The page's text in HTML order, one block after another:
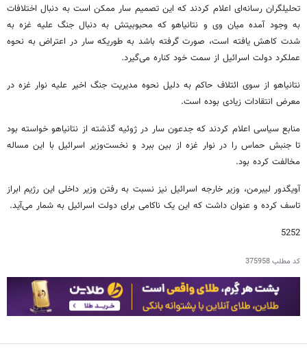
تحلیلگران رسانه‌ای اعلام کردند که این تصمیم سار ممکن است به دنبال اختلافات
به وجود آمده میان وی و نتانیاهو که محبوبیتش به دنبال جنگ علیه غزه به
شدت کاهش یافته است، صورت گرفته باشد به طوریکه سار در اعتراض به نحوه
عملکرد دولت اسرائیل از سمت خود کناره می‌گیرد.
نتانیاهو از سوی ائتلاف حاکم به دلیل نحوه مدیریت جنگ اخیر علیه نوار غزه در
معرض انتقادات زیادی بوده است.
منابع سیاسی اعلام کردند که جدعون سار در ژوئیه گذشته از نتانیاهو خواسته بود
تا جنبش حماس را در نوار غزه از بین ببرد و نخست‌وزیر اسرائیل با این مساله
مخالفت کرده بود.
آویگدور لیبرمن، وزیر خارجه اسرائیل نیز نسبت به رفتن وزیر داخلی این رژیم ابراز
تاسف کرده و عنوان داشت که این یک ناکامی برای دولت اسرائیل به شمار می‌آید.
5252
کد مطلب375958